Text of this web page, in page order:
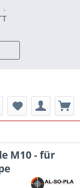
M10 - für